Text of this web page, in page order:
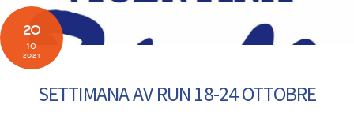
20
10
2021
SETTIMANA AV RUN 18-24 OTTOBRE